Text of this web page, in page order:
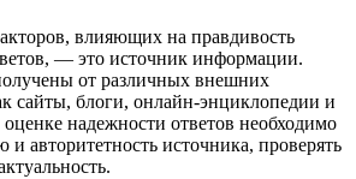
влияющих на правдивость
— это источник информации.
от различных внешних
сайты, блоги, онлайн-энциклопедии и
надежности ответов необходимо
и авторитетность источника, проверять